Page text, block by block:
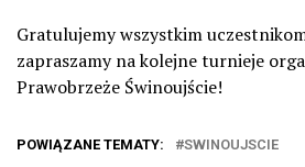
Gratulujemy wszystkim
zapraszamy na kolejne turnieje
Prawobrzeże Świnoujście!
POWIĄZANE TEMATY: SWINOUJSCIE